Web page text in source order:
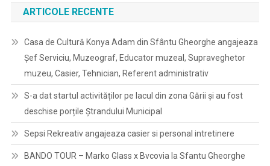
ARTICOLE RECENTE
Casa de Cultură Konya Adam din Sfântu Gheorghe angajeaza
Șef Serviciu, Muzeograf, Educator muzeal, Supraveghetor
muzeu, Casier, Tehnician, Referent administrativ
S-a dat startul activităților pe lacul din zona Gării și au fost
deschise porțile Ștrandului Municipal
Sepsi Rekreativ angajeaza casier si personal intretinere
BANDO TOUR – Marko Glass x Bvcovia la Sfantu Gheorghe